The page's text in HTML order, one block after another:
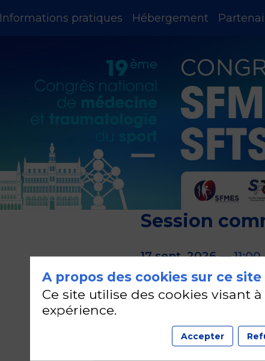
Informations pratiques Hébergement
Session
17 sept. 2026—11:00
Auditorium
SFMES SFTS
A propos des cookies sur ce site
Ce site utilise des cookies visant
expérience.
Accepter